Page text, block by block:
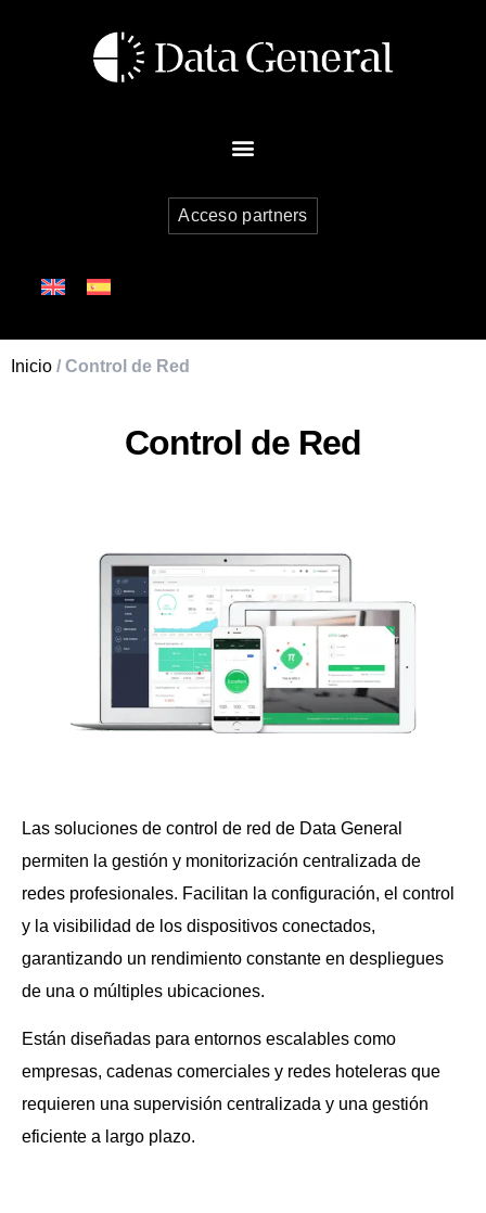
Acceso partners
Inicio / Control de Red
Control de Red
Las soluciones de control de red de Data General
permiten la gestión y monitorización centralizada de
redes profesionales. Facilitan la configuración, el control
y la visibilidad de los dispositivos conectados,
garantizando un rendimiento constante en despliegues
de una o múltiples ubicaciones.
Están diseñadas para entornos escalables como
empresas, cadenas comerciales y redes hoteleras que
requieren una supervisión centralizada y una gestión
eficiente a largo plazo.